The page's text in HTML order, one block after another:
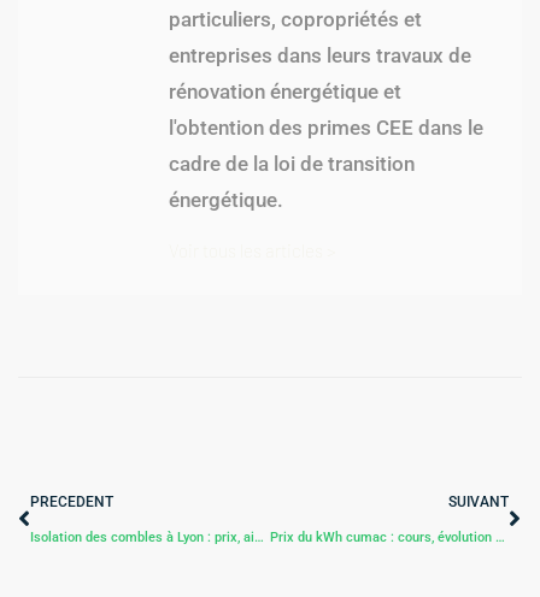
particuliers, copropriétés et
entreprises dans leurs travaux de
rénovation énergétique et
l'obtention des primes CEE dans le
cadre de la loi de transition
énergétique.
PRECEDENT
Isolation des combles à Lyon : prix, aides CEE et entreprise locale
SUIVANT
Prix du kWh cumac : cours, évolution et barèmes 2026